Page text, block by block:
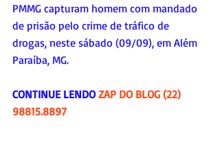
PMMG capturam homem com mandado
de prisão pelo crime de tráfico de
drogas, neste sábado (09/09), em Além
Paraíba, MG.
CONTINUE LENDO ZAP DO BLOG (22)
98815.8897